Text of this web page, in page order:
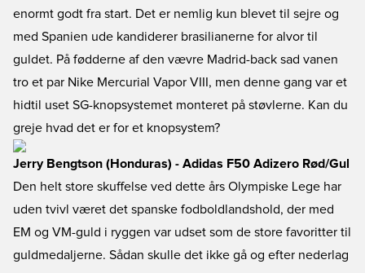
enormt godt fra start. Det er nemlig kun blevet til sejre og
med Spanien ude kandiderer brasilianerne for alvor til
guldet. På fødderne af den vævre Madrid-back sad vanen
tro et par Nike Mercurial Vapor VIII, men denne gang var et
hidtil uset SG-knopsystemet monteret på støvlerne. Kan du
greje hvad det er for et knopsystem?
Jerry Bengtson (Honduras) - Adidas F50 Adizero Rød/Gul
Den helt store skuffelse ved dette års Olympiske Lege har
uden tvivl været det spanske fodboldlandshold, der med
EM og VM-guld i ryggen var udset som de store favoritter til
guldmedaljerne. Sådan skulle det ikke gå og efter nederlag